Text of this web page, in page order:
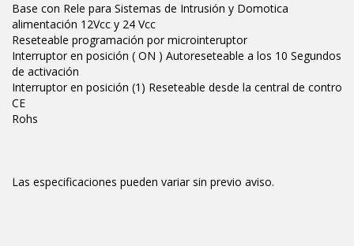
Base con Rele para Sistemas de Intrusión y Domotica
alimentación 12Vcc y 24 Vcc
Reseteable programación por microinteruptor
Interruptor en posición ( ON ) Autoreseteable a los 10 Segundos
de activación
Interruptor en posición (1) Reseteable desde la central de contro
CE
Rohs
Las especificaciones pueden variar sin previo aviso.